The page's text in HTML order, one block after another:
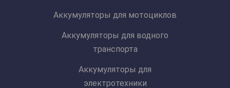
Аккумуляторы для мотоциклов
Аккумуляторы для водного
транспорта
Аккумуляторы для
электротехники